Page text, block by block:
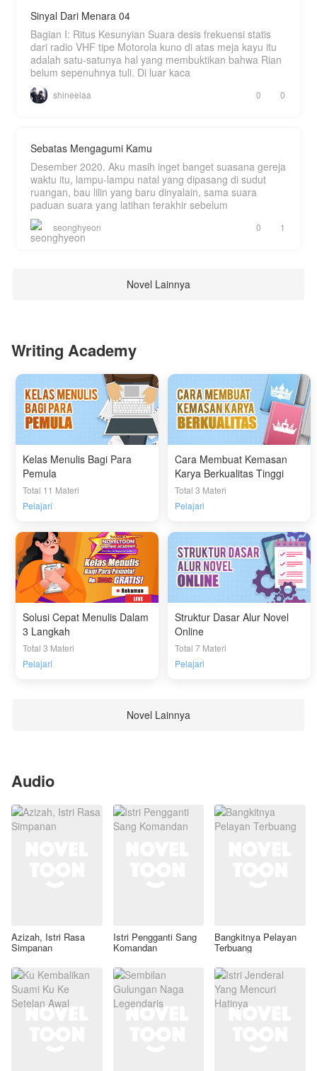
Sinyal Dari Menara 04
Bagian I: Ritus Kesunyian Suara desis frekuensi statis
dari radio VHF tipe Motorola kuno di atas meja kayu itu
adalah satu-satunya hal yang membuktikan bahwa Rian
belum sepenuhnya tuli. Di luar kaca
shineelaa 0 0
Sebatas Mengagumi Kamu
Desember 2020. Aku masih inget banget suasana gereja
waktu itu, lampu-lampu natal yang dipasang di sudut
ruangan, bau lilin yang baru dinyalain, sama suara
paduan suara yang latihan terakhir sebelum
seonghyeon 0 1
Novel Lainnya
Writing Academy
Kelas Menulis Bagi Para
Pemula
Total 11 Materi
Pelajari
Cara Membuat Kemasan
Karya Berkualitas Tinggi
Total 3 Materi
Pelajari
Solusi Cepat Menulis Dalam
3 Langkah
Total 3 Materi
Pelajari
Struktur Dasar Alur Novel
Online
Total 7 Materi
Pelajari
Novel Lainnya
Audio
Azizah, Istri Rasa
Simpanan
Istri Pengganti Sang
Komandan
Bangkitnya Pelayan
Terbuang